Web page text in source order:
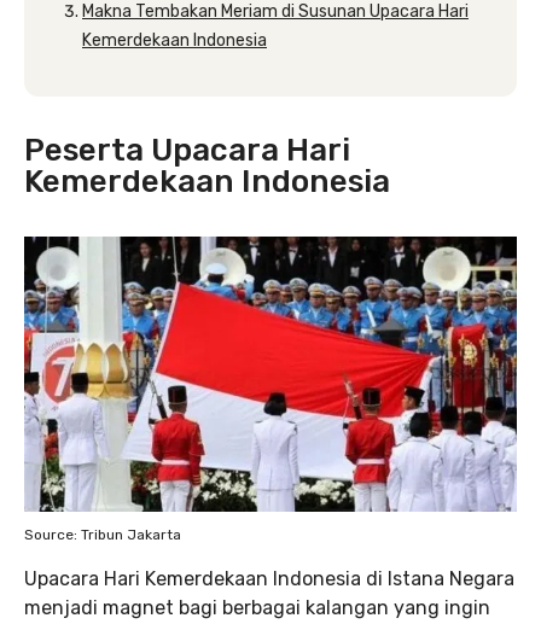
Makna Tembakan Meriam di Susunan Upacara Hari
Kemerdekaan Indonesia
Peserta Upacara Hari
Kemerdekaan Indonesia
Source: Tribun Jakarta
Upacara Hari Kemerdekaan Indonesia di Istana Negara
menjadi magnet bagi berbagai kalangan yang ingin